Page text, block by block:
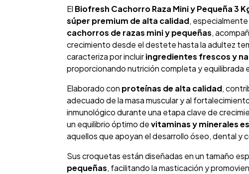
El Biofresh Cachorro Raza Mini y Pequeña 3
súper premium de alta calidad,
cachorros de razas mini y pequeñas,
crecimiento desde el destete hasta la adultez
caracteriza por incluiringredientes frescos y
proporcionando nutrición completa y equilibrada
Elaborado con proteínas de alta calidad,
adecuado de la masa muscular y al
inmunológico durante una etapa clave de
un equilibrio óptimo devitaminas y minerales
aquellos que apoyan el desarrollo óseo, dental y
Sus croquetas están diseñadas en un tamaño
pequeñas, facilitando la masticación y